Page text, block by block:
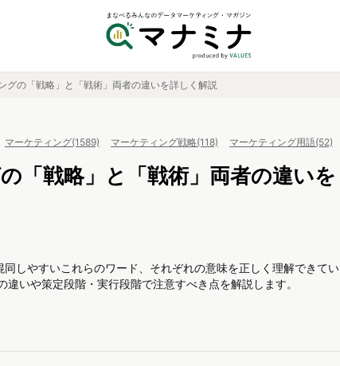
グの「戦略」と「戦術」両者の違いを詳しく解説
マーケティング(1589) マーケティング戦略(118) マーケティング用語(52)
「戦略」と「戦術」両者の違いを
しやすいこれらのワード、それぞれの意味を正しく理解できてい
いや策定段階・実行段階で注意すべき点を解説します。